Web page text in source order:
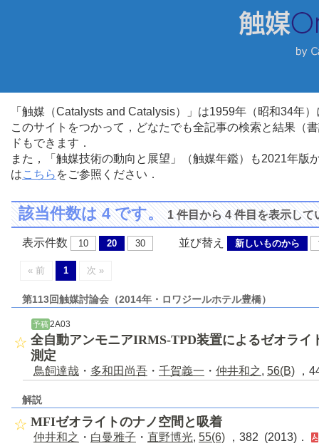
「触媒（Catalysts and Catalysis）」は1959年（昭和34年
このサイトをつかって，どなたでも全記事の検索と結果（
ドもできます．
また，「触媒技術の動向と展望」（触媒年鑑）も2021年
はこちら をご参照ください．
該当件数は 4 です。1 件目から 4 件目を表示して
表示件数 10 20 30 並び替え 新しいものから
« 前 1 次 »
第113回触媒討論会（2014年・ロワジールホテル豊橋）
予稿 2A03
全自動アンモニアIRMS-TPD装置によるゼオライ
測定
鳥飼達哉 ・ 多和田尚吾 ・ 千賀義一 ・ 仲井和之, 56(B) ，
解説
MFIゼオライトのナノ空間と吸着
仲井和之 ・ 白曼雅子 ・ 直野博光, 55(6) ，382 (2013)．